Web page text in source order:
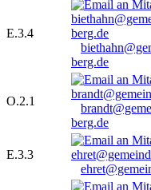
E.3.4
berg.de
O.2.1
berg.de
E.3.3